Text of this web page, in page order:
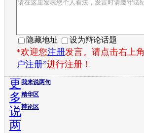
隐藏地址 设为辩论话题
*欢迎您注册发言。请点击右上角
户注册”进行注册！
我来说两句
精华区
辩论区
更
多
说
两